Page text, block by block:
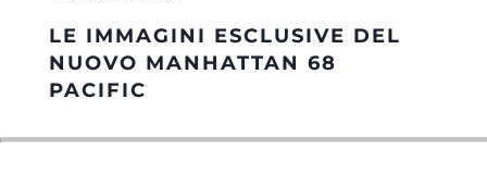
LE IMMAGINI ESCLUSIVE DEL
NUOVO MANHATTAN 68
PACIFIC